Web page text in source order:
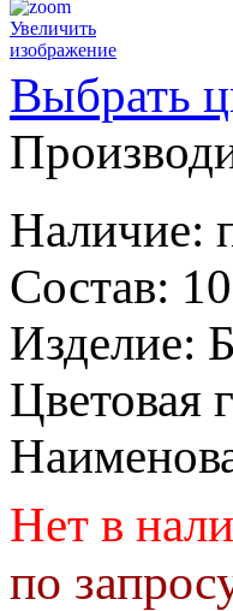
Увеличить
изображение
Выбрать
Наличие:
Состав:
Изделие:
Цветовая
Нет в
по